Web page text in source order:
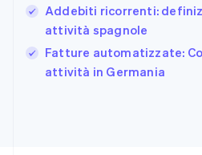
Addebiti ricorrenti:
attività spagnole
Fatture automatizzate:
attività in Germania
English
Grecia
English
India